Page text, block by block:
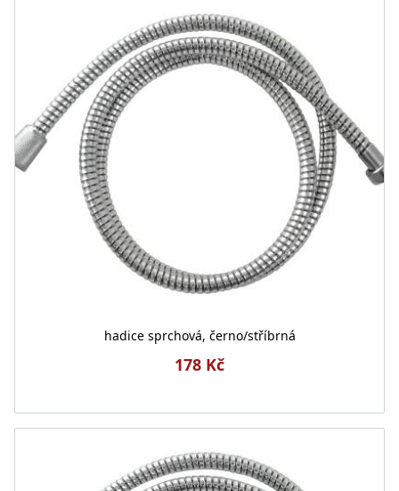
hadice sprchová, černo/stříbrná
178 Kč